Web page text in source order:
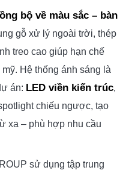
bộ về màu sắc – bàn
gỗ xử lý ngoài trời, thép
treo cao giúp hạn chế
Hệ thống ánh sáng là
án: LED viền kiến trúc,
chiếu ngược, tạo
xa – phù hợp nhu cầu
sử dụng tập trung